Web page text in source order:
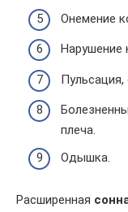
Онемение
Нарушение
плеча.
Одышка.
Расширенная